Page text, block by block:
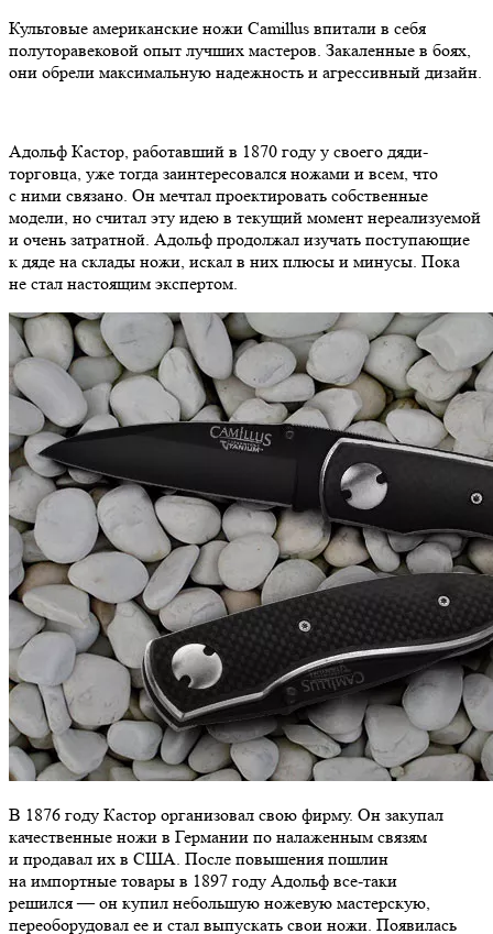
Культовые американские ножи Camillus впитали в себя
полуторавековой опыт лучших мастеров. Закаленные в боях,
они обрели максимальную надежность и агрессивный дизайн.
Адольф Кастор, работавший в 1870 году у своего дяди-
торговца, уже тогда заинтересовался ножами и всем, что
с ними связано. Он мечтал проектировать собственные
модели, но считал эту идею в текущий момент нереализуемой
и очень затратной. Адольф продолжал изучать поступающие
к дяде на склады ножи, искал в них плюсы и минусы. Пока
не стал настоящим экспертом.
В 1876 году Кастор организовал свою фирму. Он закупал
качественные ножи в Германии по налаженным связям
и продавал их в США. После повышения пошлин
на импортные товары в 1897 году Адольф все-таки
решился — он купил небольшую ножевую мастерскую,
переоборудовал ее и стал выпускать свои ножи. Появилась